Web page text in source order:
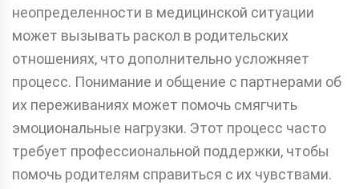
неопределенности в медицинской ситуации
может вызывать раскол в родительских
отношениях, что дополнительно усложняет
процесс. Понимание и общение с партнерами об
их переживаниях может помочь смягчить
эмоциональные нагрузки. Этот процесс часто
требует профессиональной поддержки, чтобы
помочь родителям справиться с их чувствами.